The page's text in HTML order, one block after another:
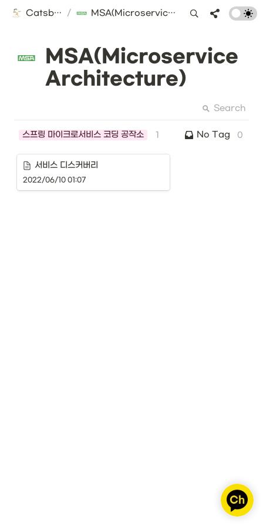
Catsbi's DLog / MSA(Microservice Architecture)
MSA(Microservice
Architecture)
Search
스프링 마이크로서비스 코딩 공작소 1 No Tag 0
서비스 디스커버리
2022/06/10 01:07